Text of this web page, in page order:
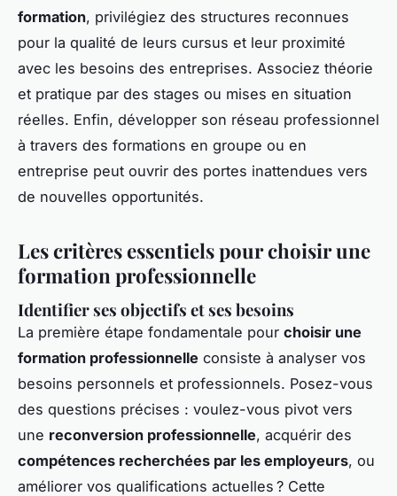
formation, privilégiez des structures reconnues
pour la qualité de leurs cursus et leur proximité
avec les besoins des entreprises. Associez théorie
et pratique par des stages ou mises en situation
réelles. Enfin, développer son réseau professionnel
à travers des formations en groupe ou en
entreprise peut ouvrir des portes inattendues vers
de nouvelles opportunités.
Les critères essentiels pourchoisir une
formation professionnelle
Identifier ses objectifs et ses besoins
La première étape fondamentale pour choisir une
formation professionnelle consiste à analyser vos
besoins personnels et professionnels. Posez-vous
des questions précises : voulez-vous pivot vers
une reconversion professionnelle, acquérir des
compétences recherchées par les employeurs, ou
améliorer vos qualifications actuelles ? Cette